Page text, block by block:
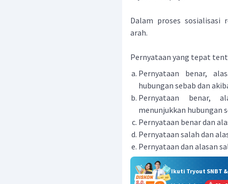
Dalam proses sosialisasi
arah.
Pernyataan yang tepat
Pernyataan benar,
hubungan sebab dan
Pernyataan benar,
menunjukkan hubungan
Pernyataan benar dan
Pernyataan salah dan
Pernyataan dan alasan
Ikuti Tryout SNBT